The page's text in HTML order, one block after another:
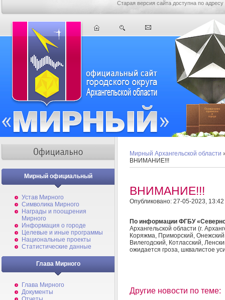
Старая версия сайта доступна по адресу
Мирный официальный
Устав Мирного
Символика Мирного
Награды и поощрения
Мирного
Информация о городе
Целевые и иные программы
Национальные проекты
Статистические данные
Глава Мирного
Глава Мирного
Документы
Мирный Архангельской области
ВНИМАНИЕ!!!
ВНИМАНИЕ!!!
Опубликовано: 27-05-2023, 13:42
По информации ФГБУ
Архангельской области (г.
Коряжма, Приморский,
Вилегодский, Котласский,
ожидается гроза, шквалистое
Другие новости по теме: